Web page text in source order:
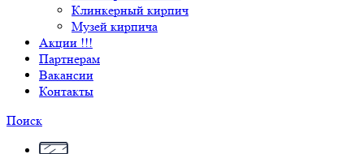
Клинкерный кирпич
Музей кирпича
Акции !!!
Партнерам
Вакансии
Контакты
Поиск